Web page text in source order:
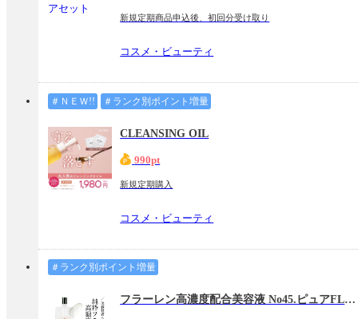
新規定期商品申込後、初回分受け取り
コスメ・ビューティ
＃ＮＥＷ!! ＃ランク別ポイント増量
CLEANSING OIL
990pt
新規定期購入
コスメ・ビューティ
＃ランク別ポイント増量
フラーレン高濃度配合美容液 No45.ピュアFLセラム 【RÉGLAGE（レグラージュ）】